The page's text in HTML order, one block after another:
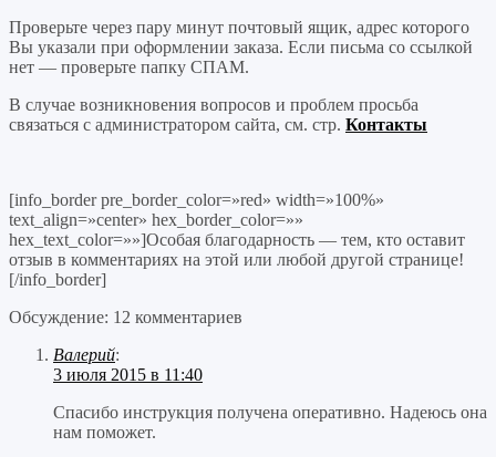
Проверьте через пару минут почтовый ящик, адрес которого
Вы указали при оформлении заказа. Если письма со ссылкой
нет — проверьте папку СПАМ.
В случае возникновения вопросов и проблем просьба
связаться с администратором сайта, см. стр. Контакты
[info_border pre_border_color=»red» width=»100%»
text_align=»center» hex_border_color=»»
hex_text_color=»»]Особая благодарность — тем, кто оставит
отзыв в комментариях на этой или любой другой странице!
[/info_border]
Обсуждение: 12 комментариев
Валерий:
3 июля 2015 в 11:40
Спасибо инструкция получена оперативно. Надеюсь она
нам поможет.